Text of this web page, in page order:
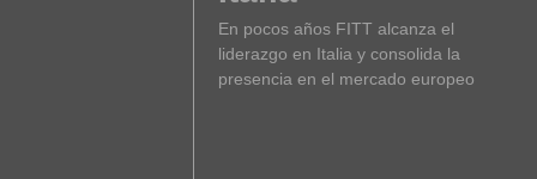
En pocos años FITT alcanza el
liderazgo en Italia y consolida la
presencia en el mercado europeo